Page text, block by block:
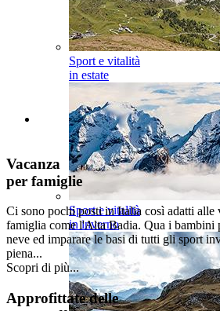
Sport e vitalità
in estate
Sport e vitalità
in inverno
Vacanza
per famiglie
Ci sono pochi posti in Italia così adatti alle
famiglia come l'Alta Badia. Qua i bambini
neve ed imparare le basi di tutti gli sport
piena...
Scopri di più...
Approfittate delle